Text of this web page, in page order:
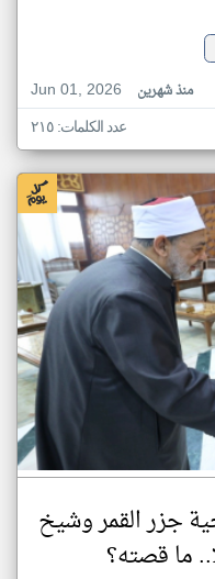
Jun 01, 2026
منذ شهرين
عدد الكلمات: ٢١٥
جزر القمر وشيخ
ما قصته؟